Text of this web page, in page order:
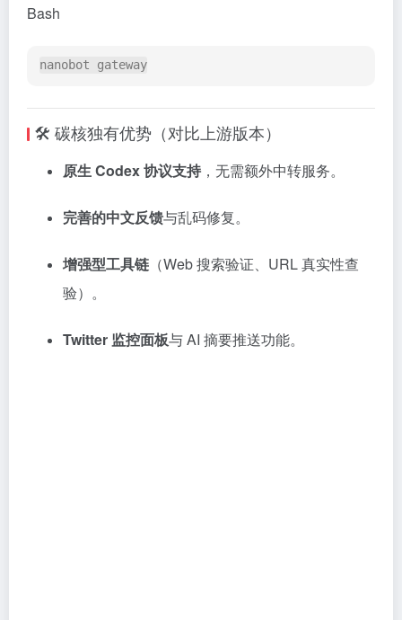
Bash
🛠️ 碳核独有优势（对比上游版本）
原生 Codex 协议支持 ，无需额外中转服务。
完善的中文反馈与乱码修复。
增强型工具链 （Web 搜索验证、URL 真实性查
验）。
Twitter 监控面板与 AI 摘要推送功能。